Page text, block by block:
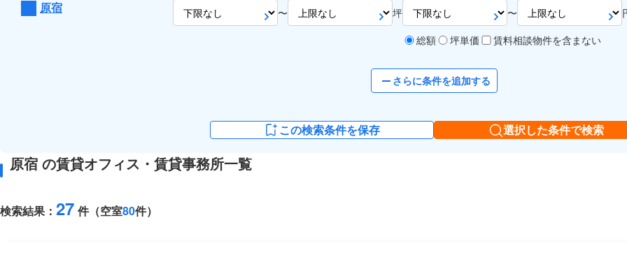
原宿 〜 坪 〜
総額
坪単価 賃料相談物件を含まない
さらに条件を追加する
この検索条件を保存 選択した条件で検索
原宿 の賃貸オフィス・賃貸事務所一覧
検索結果： 27 件（空室80件）